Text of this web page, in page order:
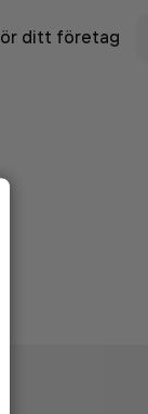
ditt företag